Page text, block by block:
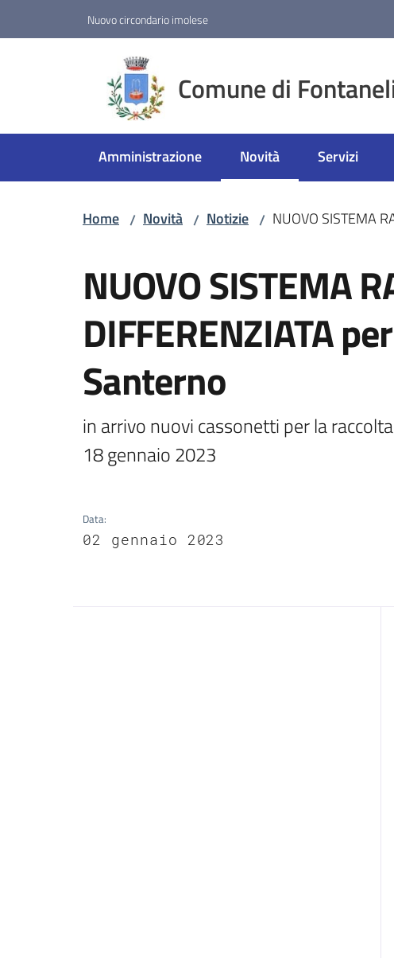
Nuovo circondario imolese
Comune di
Amministrazione Novità
Menu selezionato
Servizi
Home / Novità / Notizie / NUOVO SISTEMA
NUOVO SISTEMA
DIFFERENZIATA
Santerno
in arrivo nuovi cassonetti per la
18 gennaio 2023
Data:
02 gennaio 2023